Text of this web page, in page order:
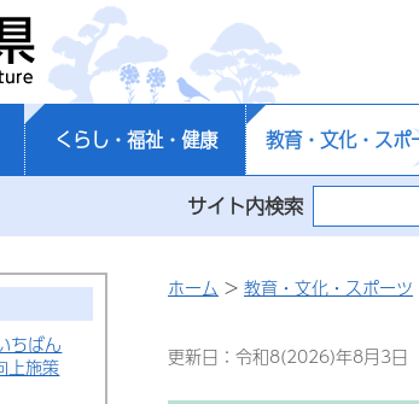
千葉県
くらし・福祉・健康 教育・文化・スポ
サイト内検索
ちばん
上施策
ホーム > 教育・文化・スポーツ
更新日：令和8(2026)年8月3日